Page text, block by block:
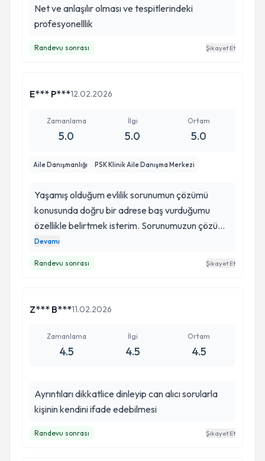
Net ve anlaşılır olması ve tespitlerindeki
profesyonelllik
Randevu sonrası Şikayet Et
E*** P***12.02.2026
Zamanlama
5.0
İlgi
5.0
Ortam
5.0
Aile Danışmanlığı PSK Klinik Aile Danışma Merkezi
Yaşamış olduğum evlilik sorunumun çözümü
konusunda doğru bir adrese baş vurduğumu
özellikle belirtmek isterim. Sorunumuzun çözümü
için bizi sabirla dinlemesi sorunun kaynağına
İbtahim Bey de guler yuzlu sevecem yaklaşımıyla
memnuyrtimizi artici bir etki yapmıştır. Kalin
Devamı
Randevu sonrası Şikayet Et
Z*** B***11.02.2026
Zamanlama
4.5
İlgi
4.5
Ortam
4.5
Ayrıntıları dikkatlice dinleyip can alıcı sorularla
kişinin kendini ifade edebilmesi
Randevu sonrası Şikayet Et